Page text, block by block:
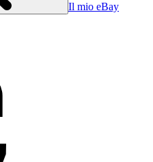
Il mio eBay